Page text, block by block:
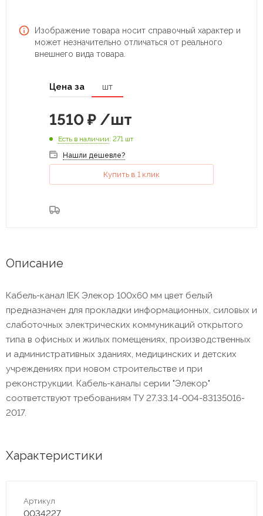
Изображение товара носит справочный характер и
может незначительно отличаться от реального
внешнего вида товара.
Цена за шт
1510 ₽ /шт
Есть в наличии: 271 шт
Нашли дешевле?
Купить в 1 клик
Описание
Кабель-канал IEK Элекор 100х60 мм цвет белый
предназначен для прокладки информационных, силовых и
слаботочных электрических коммуникаций открытого
типа в офисных и жилых помещениях, производственных
и административных зданиях, медицинских и детских
учреждениях при новом строительстве и при
реконструкции. Кабель-каналы серии "Элекор"
соответствуют требованиям ТУ 27.33.14-004-83135016-
2017.
Характеристики
Артикул
0034227